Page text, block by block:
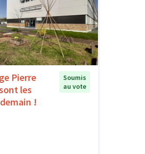
Pierre
les
!
Soumis
au vote